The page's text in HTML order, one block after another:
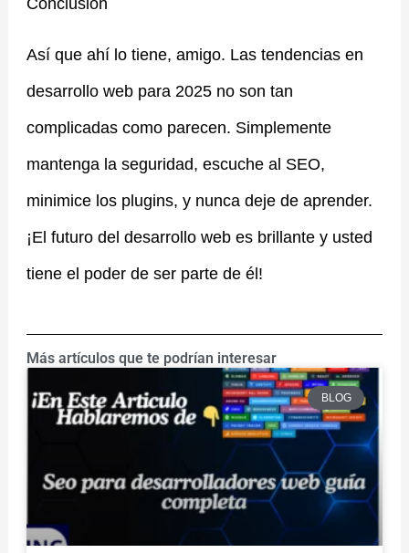
Conclusión
Así que ahí lo tiene, amigo. Las tendencias en
desarrollo web para 2025 no son tan
complicadas como parecen. Simplemente
mantenga la seguridad, escuche al SEO,
minimice los plugins, y nunca deje de aprender.
¡El futuro del desarrollo web es brillante y usted
tiene el poder de ser parte de él!
Más artículos que te podrían interesar
BLOG